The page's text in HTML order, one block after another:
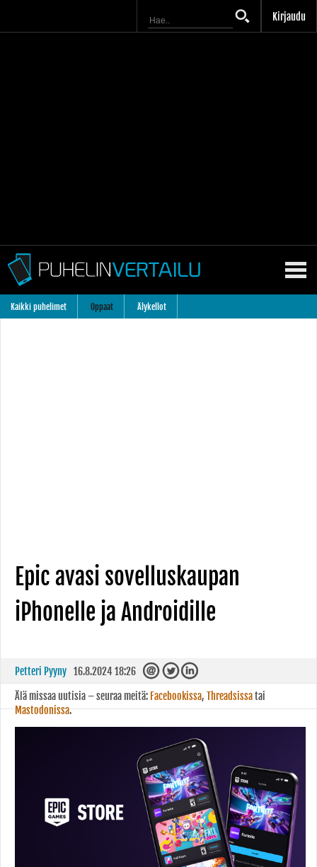
Kirjaudu
Kaikki puhelimet Oppaat Älykellot
Epic avasi sovelluskaupan
iPhonelle ja Androidille
Petteri Pyyny 16.8.2024 18:26
Älä missaa uutisia – seuraa meitä: Facebookissa, Threadsissatai
Mastodonissa.